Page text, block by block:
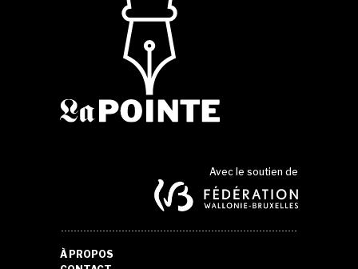
Avec le soutien de
À PROPOS